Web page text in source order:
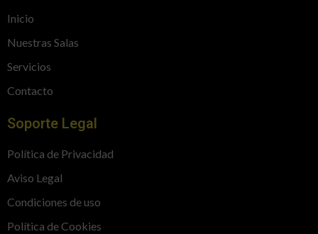
Inicio
Nuestras Salas
Servicios
Contacto
Soporte Legal
Política de Privacidad
Aviso Legal
Condiciones de uso
Política de Cookies